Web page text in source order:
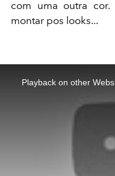
com uma outra
montar pos looks...
Playback on other